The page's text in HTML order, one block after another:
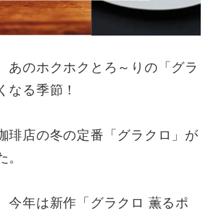
あのホクホクとろ～りの「グラ
なる季節！
琲店の冬の定番「グラクロ」が
今年は新作「グラクロ 薫るポ